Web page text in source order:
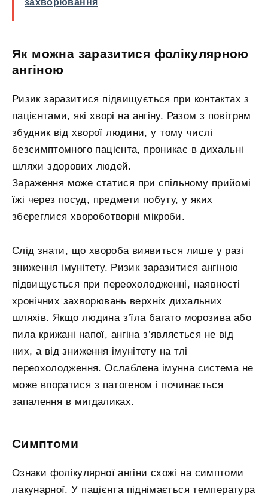
Як можна заразитися фолікулярною
ангіною
Ризик заразитися підвищується при контактах з
пацієнтами, які хворі на ангіну. Разом з повітрям
збудник від хворої людини, у тому числі
безсимптомного пацієнта, проникає в дихальні
шляхи здорових людей.
Зараження може статися при спільному прийомі
їжі через посуд, предмети побуту, у яких
збереглися хвороботворні мікроби.
Слід знати, що хвороба виявиться лише у разі
зниження імунітету. Ризик заразитися ангіною
підвищується при переохолодженні, наявності
хронічних захворювань верхніх дихальних
шляхів. Якщо людина з’їла багато морозива або
пила крижані напої, ангіна з’являється не від
них, а від зниження імунітету на тлі
переохолодження. Ослаблена імунна система не
може впоратися з патогеном і починається
запалення в мигдаликах.
Симптоми
Ознаки фолікулярної ангіни схожі на симптоми
лакунарної. У пацієнта піднімається температура